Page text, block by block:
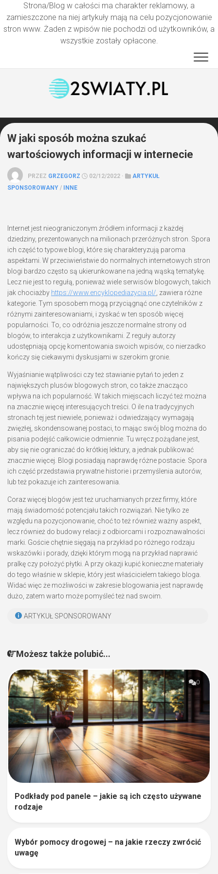
Strona/Blog w całości ma charakter reklamowy, a
zamieszczone na niej artykuły mają na celu pozycjonowanie
stron www. Żaden z wpisów nie pochodzi od użytkowników, a
wszystkie zostały opłacone.
W jaki sposób można szukać
wartościowych informacji w internecie
PRZEZ GRZEGORZ 02/12/2022 ·
ARTYKUŁ
SPONSOROWANY / INNE
Internet jest nieograniczonym źródłem informacji z każdej
dziedziny, prezentowanych na milionach przeróżnych stron. Spora
ich część to typowe blogi, które się charakteryzują paroma
aspektami. W przeciwieństwie do normalnych internetowych stron
blogi bardzo często są ukierunkowane na jedną wąską tematykę.
Lecz nie jest to regułą, ponieważ wiele serwisów blogowych, takich
jak chociażby https://www.encyklopediazycia.pl/ , zawiera różne
kategorie. Tym sposobem mogą przyciągnąć one czytelników z
różnymi zainteresowaniami, i zyskać w ten sposób więcej
popularności. To, co odróżnia jeszcze normalne strony od
blogów, to interakcja z użytkownikami. Z reguły autorzy
udostępniają opcję komentowania swoich wpisów, co nierzadko
kończy się ciekawymi dyskusjami w szerokim gronie.
Wyjaśnianie wątpliwości czy też stawianie pytań to jeden z
największych plusów blogowych stron, co także znacząco
wpływa na ich popularność. W takich miejscach liczyć też można
na znacznie więcej interesujących treści. O ile na tradycyjnych
stronach tej jest niewiele, ponieważ i odwiedzający wymagają
zwięzłej, skondensowanej postaci, to mając swój blog można do
pisania podejść całkowicie odmiennie. Tu wręcz pożądane jest,
aby się nie ograniczać do krótkiej lektury, a jednak publikować
znacznie więcej. Blogi posiadają naprawdę różne postacie. Spora
ich część przedstawia prywatne historie i przemyślenia autorów,
lub też pokazuje ich zainteresowania.
Coraz więcej blogów jest też uruchamianych przez firmy, które
mają świadomość potencjału takich rozwiązań. Nie tylko ze
względu na pozycjonowanie, choć to też również ważny aspekt,
lecz również do budowy relacji z odbiorcami i rozpoznawalności
marki. Goście chętnie sięgają na przykład po różnego rodzaju
wskazówki i porady, dzięki którym mogą na przykład naprawić
pralkę czy położyć płytki. A przy okazji kupić konieczne materiały
do tego właśnie w sklepie, który jest właścicielem takiego bloga.
Widać więc że możliwości w zakresie blogowania jest naprawdę
dużo, zatem warto może pomyśleć też nad swoim.
ARTYKUŁ SPONSOROWANY
Możesz także polubić...
0
Podkłady pod panele – jakie są ich często używane
rodzaje
0
Wybór pomocy drogowej – na jakie rzeczy zwrócić
uwagę